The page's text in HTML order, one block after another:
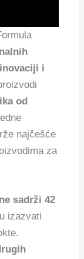
inovaciji i
od
najčešće
za
ne sadrži 42
izazvati